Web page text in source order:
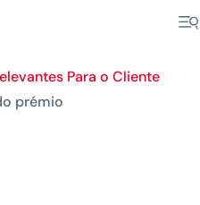
Para o Cliente
prémio